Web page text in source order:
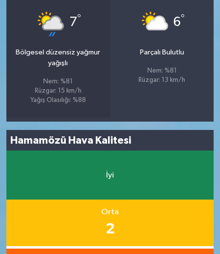
7°
Bölgesel düzensiz yağmur
yağışlı
Nem: %81
Rüzgar: 15 km/h
Yağış Olasılığı: %88
6°
Parçalı Bulutlu
Nem: %81
Rüzgar: 13 km/h
Hamamözü Hava Kalitesi
İyi
Orta
2